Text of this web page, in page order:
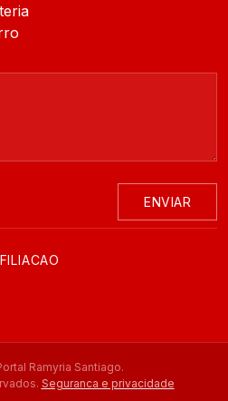
ENVIAR
Ramyria Santiago.
Seguranca e privacidade